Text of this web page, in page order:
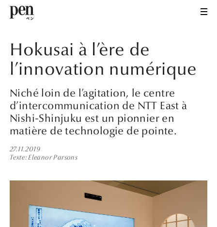
Hokusai à l’ère de
l’innovation numérique
Niché loin de l’agitation, le centre
d’intercommunication de NTT East à
Nishi-Shinjuku est un pionnier en
matière de technologie de pointe.
27.11.2019
Texte Eleanor Parsons